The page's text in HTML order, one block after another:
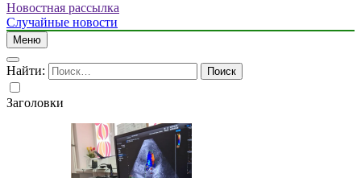
Новостная рассылка
Случайные новости
Меню
Найти:
Заголовки